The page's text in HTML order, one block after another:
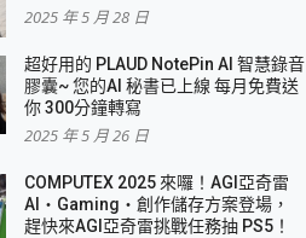
2025 年 5 月 28 日
超好用的 PLAUD NotePin AI 智慧錄音
膠囊~ 您的AI 秘書已上線 每月免費送
你 300分鐘轉寫
2025 年 5 月 26 日
COMPUTEX 2025 來囉！AGI亞奇雷
AI・Gaming・創作儲存方案登場，
趕快來AGI亞奇雷挑戰任務抽 PS5！